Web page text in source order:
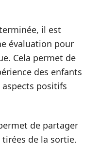
il est
évaluation pour
Cela permet de
des enfants
positifs
de partager
de la sortie.